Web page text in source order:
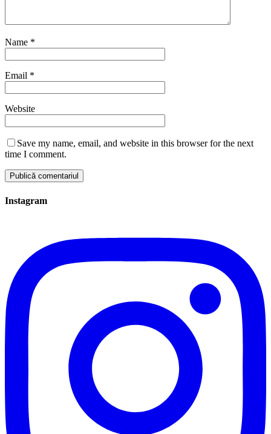
Name *
Email *
Website
Save my name, email, and website in this browser for the next
time I comment.
Instagram